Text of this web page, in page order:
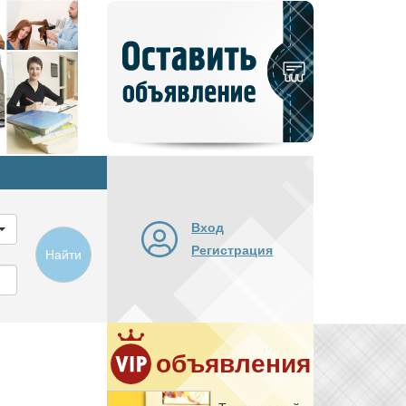
объявление
Найти
Вход
Регистрация
объявления